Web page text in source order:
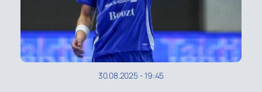
30.08.2025-19:45